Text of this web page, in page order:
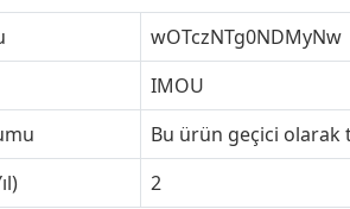
wOTczNTg0NDMyNw
IMOU
Bu ürün geçici olarak
2